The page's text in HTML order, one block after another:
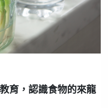
育，認識食物的來龍